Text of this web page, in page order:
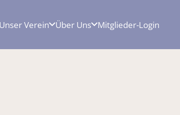
Verein Über Uns Mitglieder-Login